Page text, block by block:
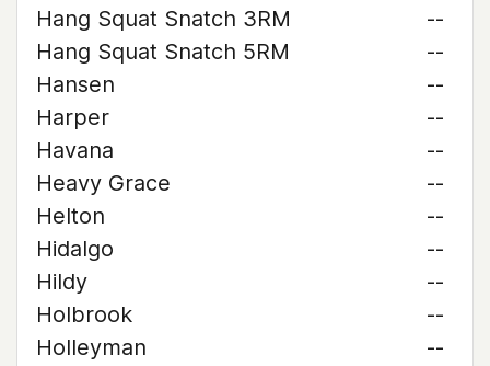
Hang Squat Snatch 3RM
--
Hang Squat Snatch 5RM
--
Hansen
--
Harper
--
Havana
--
Heavy Grace
--
Helton
--
Hidalgo
--
Hildy
--
Holbrook
--
Holleyman
--